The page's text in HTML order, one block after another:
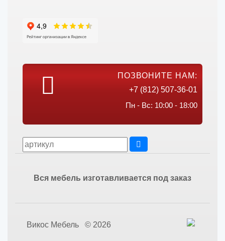
ПОЗВОНИТЕ НАМ:
+7 (812) 507-36-01
Пн - Вс: 10:00 - 18:00
Вся мебель изготавливается под заказ
Викос Мебель © 2026